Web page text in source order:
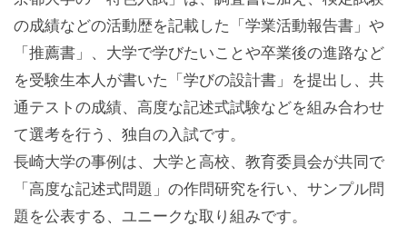
の成績などの活動歴を記載した「学業活動報告書」や
「推薦書」、大学で学びたいことや卒業後の進路など
を受験生本人が書いた「学びの設計書」を提出し、共
通テストの成績、高度な記述式試験などを組み合わせ
て選考を行う、独自の入試です。
長崎大学の事例は、大学と高校、教育委員会が共同で
「高度な記述式問題」の作問研究を行い、サンプル問
題を公表する、ユニークな取り組みです。